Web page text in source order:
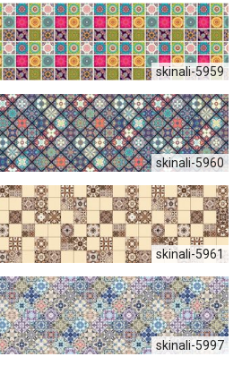
skinali-5959
skinali-5960
skinali-5961
skinali-5997